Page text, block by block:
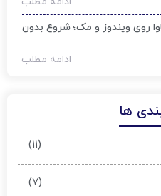
روی ویندوز و مک؛ شروع بدون
ادامه مطلب
ها
(۱۱)
(۷)